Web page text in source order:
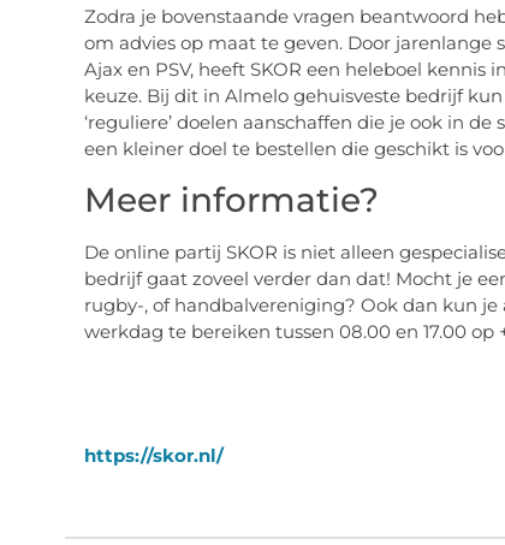
Zodra je bovenstaande vragen beantwoord
om advies op maat te geven. Door
Ajax en PSV, heeft SKOR een heleboel
keuze. Bij dit in Almelo gehuisveste bedrijf
‘reguliere’ doelen aanschaffen die je ook in
een kleiner doel te bestellen die geschikt is
Meer informatie?
De online partij SKOR is niet alleen
bedrijf gaat zoveel verder dan dat! Mocht je
rugby-, of handbalvereniging? Ook dan kun
werkdag te bereiken tussen 08.00 en 17.00 op
https://skor.nl/